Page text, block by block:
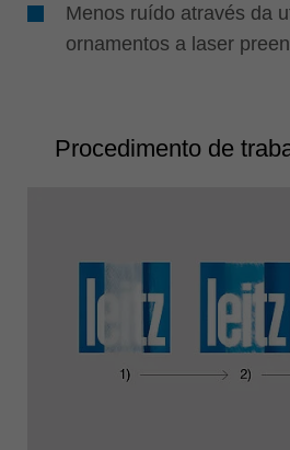
Menos ruído através da
ornamentos a laser
Procedimento de